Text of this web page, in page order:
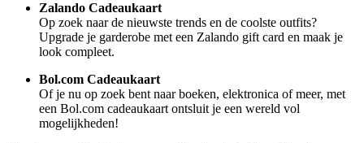
Zalando Cadeaukaart
Op zoek naar de nieuwste trends en de coolste outfits?
Upgrade je garderobe met een Zalando gift card en maak je
look compleet.
Bol.com Cadeaukaart
Of je nu op zoek bent naar boeken, elektronica of meer, met
een Bol.com cadeaukaart ontsluit je een wereld vol
mogelijkheden!